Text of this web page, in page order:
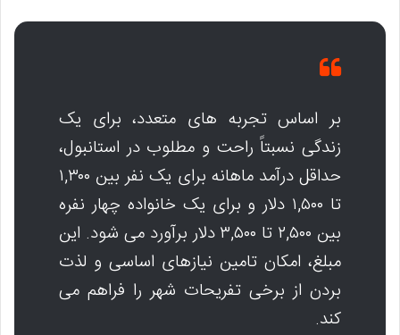
بر اساس تجربه های متعدد، برای یک
زندگی نسبتاً راحت و مطلوب در استانبول،
حداقل درآمد ماهانه برای یک نفر بین ۱,۳۰۰
تا ۱,۵۰۰ دلار و برای یک خانواده چهار نفره
بین ۲,۵۰۰ تا ۳,۵۰۰ دلار برآورد می شود. این
مبلغ، امکان تامین نیازهای اساسی و لذت
بردن از برخی تفریحات شهر را فراهم می
کند.